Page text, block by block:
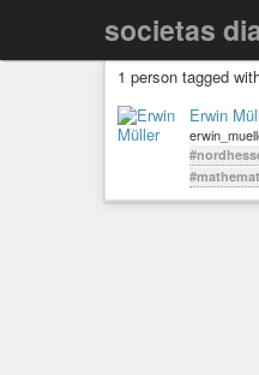
societas
1 person tagged
Erwin